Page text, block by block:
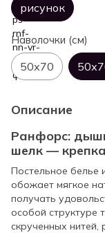
рисунок
Наволочки (см)
50х70
Описание
Ранфорс:
шелк —
Постельное белье
обожает мягкое
получать
особой структуре
скрученных